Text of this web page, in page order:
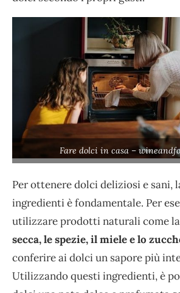
Fare dolci in casa –
Per ottenere dolci deliziosi e sani,
ingredienti è fondamentale. Per
utilizzare prodotti naturali come la
secca, le spezie, il miele e lo
conferire ai dolci un sapore più
Utilizzando questi ingredienti, è